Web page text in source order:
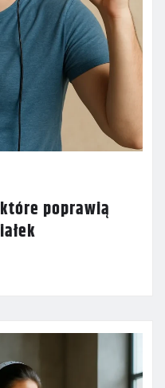
poprawią